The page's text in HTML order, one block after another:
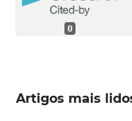
0
Artigos mais